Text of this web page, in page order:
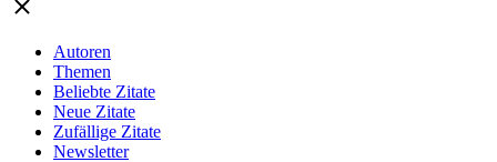
Autoren
Themen
Beliebte Zitate
Neue Zitate
Zufällige Zitate
Newsletter